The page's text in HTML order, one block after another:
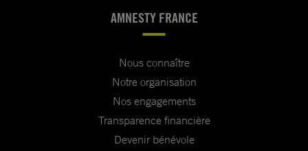
AMNESTY FRANCE
Nous connaître
Notre organisation
Nos engagements
Transparence financière
Devenir bénévole